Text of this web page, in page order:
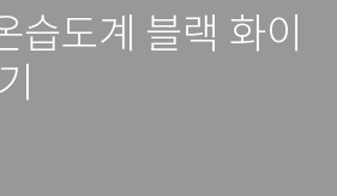
습도계 블랙 화이